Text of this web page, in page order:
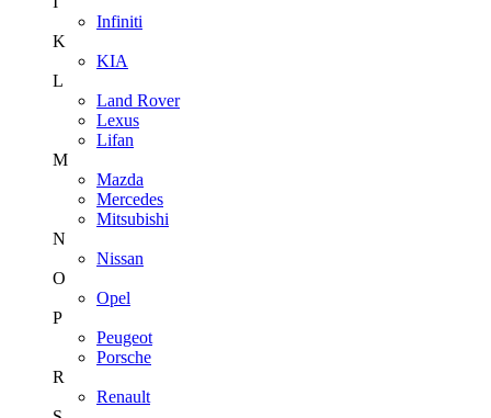
Infiniti
K
KIA
L
Land Rover
Lexus
Lifan
M
Mazda
Mercedes
Mitsubishi
N
Nissan
O
Opel
P
Peugeot
Porsche
R
Renault